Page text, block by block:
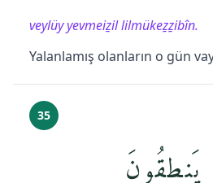
veylüy yevmeiẕil lilmükeẕẕibîn.
Yalanlamış olanların o gün
35